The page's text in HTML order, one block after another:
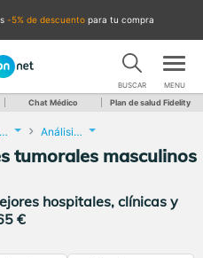
-5% de descuento para tu compra
BUSCAR MENU
Chat Médico Plan de salud Fidelity
Análisis Clínicos Análisis de marcadores tumorales masculinos
tumorales masculinos
hospitales, clínicas y
€